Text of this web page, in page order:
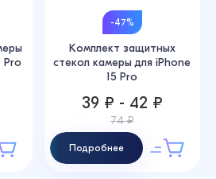
Pro
-47%
Комплект защитных
стекол камеры для iPhone
15 Pro
39 ₽ - 42 ₽
74 ₽
Подробнее